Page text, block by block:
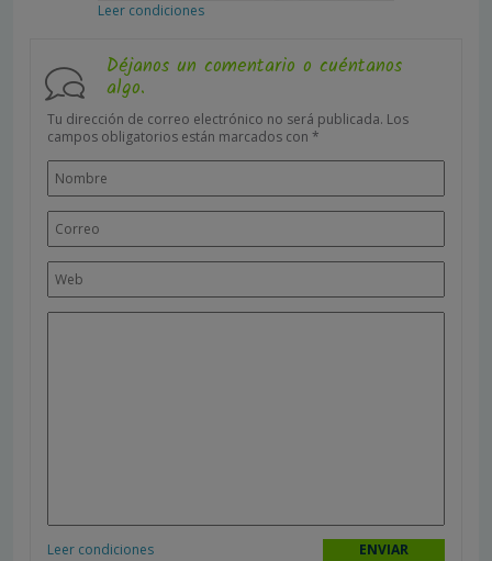
Leer condiciones
Déjanos un comentario o cuéntanos
algo.
Tu dirección de correo electrónico no será publicada. Los
campos obligatorios están marcados con *
Leer condiciones